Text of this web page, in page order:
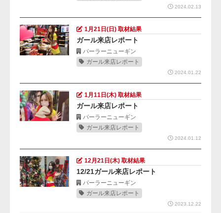
2024.02.13
1月21日(日) 取材結果
ガール来店レポート
パーラーニューギン
ガール来店レポート
2024.01.22
1月11日(木) 取材結果
ガール来店レポート
パーラーニューギン
ガール来店レポート
2024.01.12
12月21日(木) 取材結果
12/21ガール来店レポート
パーラーニューギン
ガール来店レポート
2023.12.22